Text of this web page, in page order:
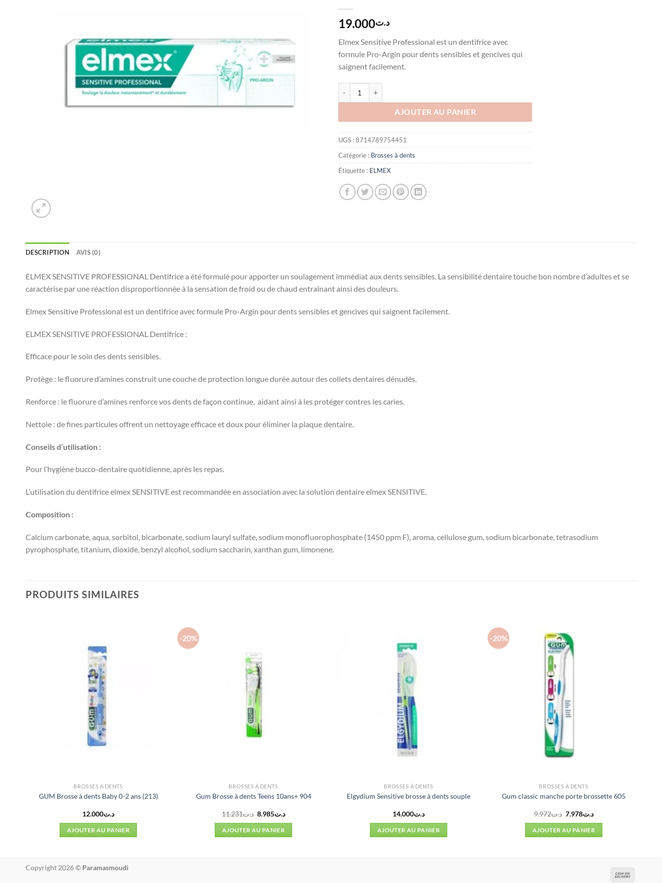
د.ت19.000
Elmex Sensitive Professional est un dentifrice avec
formule Pro-Argin pour dents sensibles et gencives qui
saignent facilement.
AJOUTER AU PANIER
UGS :8714789754451
Catégorie : Brosses à dents
Étiquette : ELMEX
DESCRIPTION AVIS (0)
ELMEX SENSITIVE PROFESSIONAL Dentifrice a été formulé pour apporter un soulagement immédiat aux dents sensibles. La sensibilité dentaire touche bon nombre d’adultes et se
caractérise par une réaction disproportionnée à la sensation de froid ou de chaud entraînant ainsi des douleurs.
Elmex Sensitive Professional est un dentifrice avec formule Pro-Argin pour dents sensibles et gencives qui saignent facilement.
ELMEX SENSITIVE PROFESSIONAL Dentifrice :
Efficace pour le soin des dents sensibles.
Protège : le fluorure d’amines construit une couche de protection longue durée autour des collets dentaires dénudés.
Renforce : le fluorure d’amines renforce vos dents de façon continue, aidant ainsi à les protéger contres les caries.
Nettoie : de fines particules offrent un nettoyage efficace et doux pour éliminer la plaque dentaire.
Conseils d’utilisation :
Pour l’hygiène bucco-dentaire quotidienne, après les repas.
L’utilisation du dentifrice elmex SENSITIVE est recommandée en association avec la solution dentaire elmex SENSITIVE.
Composition :
Calcium carbonate, aqua, sorbitol, bicarbonate, sodium lauryl sulfate, sodium monofluorophosphate (1450 ppm F), aroma, cellulose gum, sodium bicarbonate, tetrasodium
pyrophosphate, titanium, dioxide, benzyl alcohol, sodium saccharin, xanthan gum, limonene.
PRODUITS SIMILAIRES
BROSSES À DENTS
GUM Brosse à dents Baby 0-2 ans (213)
د.ت12.000
AJOUTER AU PANIER
-20%
BROSSES À DENTS
Gum Brosse à dents Teens 10ans+ 904
د.ت11.231
Le
initial
était :
د.ت8.985
Le
AJOUTER AU PANIER
BROSSES À DENTS
Elgydium Sensitive brosse à dents souple
د.ت14.000
AJOUTER AU PANIER
-20%
BROSSES À DENTS
Gum classic manche porte brossette 605
د.ت9.972
Le
initial
était :
د.ت7.978
Le
actuel
est :
AJOUTER AU PANIER
Copyright 2026 © Paramasmoudi